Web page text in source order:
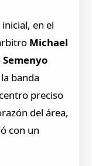
en el
Michael
banda
preciso
del área,
con un